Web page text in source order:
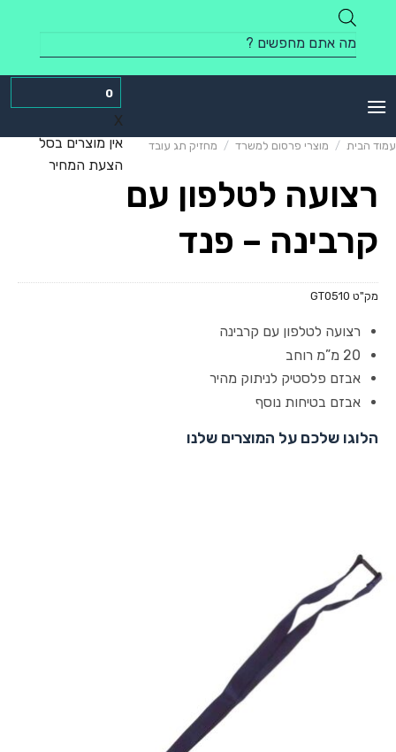
content
Products
search
0
X
אין מוצרים בסל
הצעת המחיר
עמוד הבית / מוצרי פרסום למשרד / מחזיק תג עובד
רצועה לטלפון עם
קרבינה – פנד
מק"ט GT0510
רצועה לטלפון עם קרבינה
20 מ”מ רוחב
אבזם פלסטיק לניתוק מהיר
אבזם בטיחות נוסף
הלוגו שלכם על המוצרים שלנו